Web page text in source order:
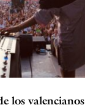
los valencianos